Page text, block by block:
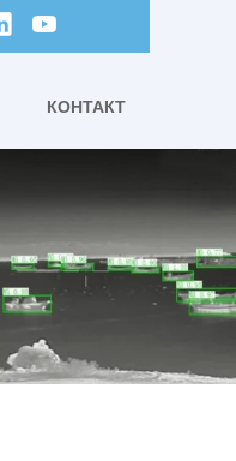
КОНТАКТ